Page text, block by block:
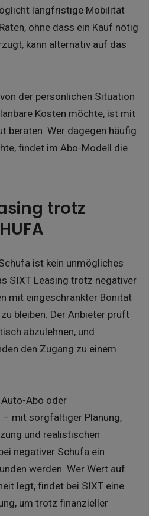
langfristige Mobilität
ohne dass ein Kauf nötig
kann alternativ auf das
der persönlichen Situation
Kosten möchte, ist mit
beraten. Wer dagegen häufig
findet im Abo-Modell die
trotz
ist kein unmögliches
SIXT Leasing trotz negativer
mit eingeschränkter Bonität
bleiben. Der Anbieter prüft
abzulehnen, und
den Zugang zu einem
Abo oder
– mit sorgfältiger Planung,
und realistischen
negativer Schufa ein
werden. Wer Wert auf
legt, findet bei SIXT eine
um trotz finanzieller